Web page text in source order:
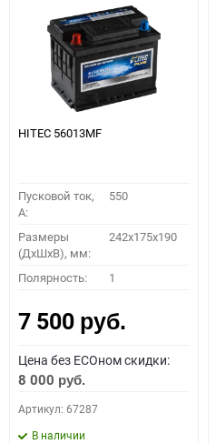
HITEC 56013MF
Пусковой ток,
A:
550
Размеры
(ДхШхВ), мм:
242x175x190
Полярность: 1
7 500 руб.
Цена без ECOном скидки:
8 000 руб.
Артикул: 67287
В наличии